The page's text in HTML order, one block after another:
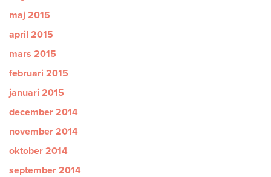
maj 2015
april 2015
mars 2015
februari 2015
januari 2015
december 2014
november 2014
oktober 2014
september 2014